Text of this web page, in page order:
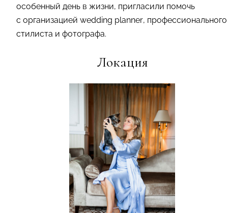
особенный день в жизни, пригласили помочь
с организацией wedding planner, профессионального
стилиста и фотографа.
Локация